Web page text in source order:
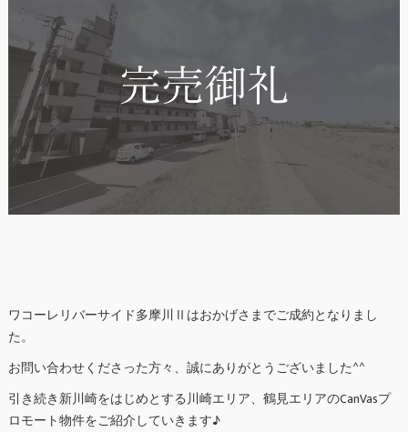
ワコーレリバーサイド多摩川Ⅱはおかげさまでご成約となりまし
た。
お問い合わせくださった方々、誠にありがとうございました^^
引き続き新川崎をはじめとする川崎エリア、鶴見エリアのCanVasプ
ロモート物件をご紹介していきます♪